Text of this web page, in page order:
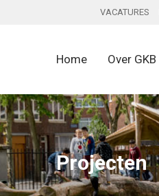
VACATURES
Home Over GKB
Projecten